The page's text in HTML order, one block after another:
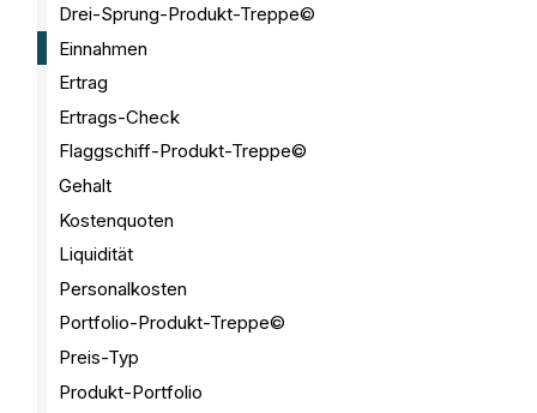
Drei-Sprung-Produkt-Treppe©
Einnahmen
Ertrag
Ertrags-Check
Flaggschiff-Produkt-Treppe©
Gehalt
Kostenquoten
Liquidität
Personalkosten
Portfolio-Produkt-Treppe©
Preis-Typ
Produkt-Portfolio